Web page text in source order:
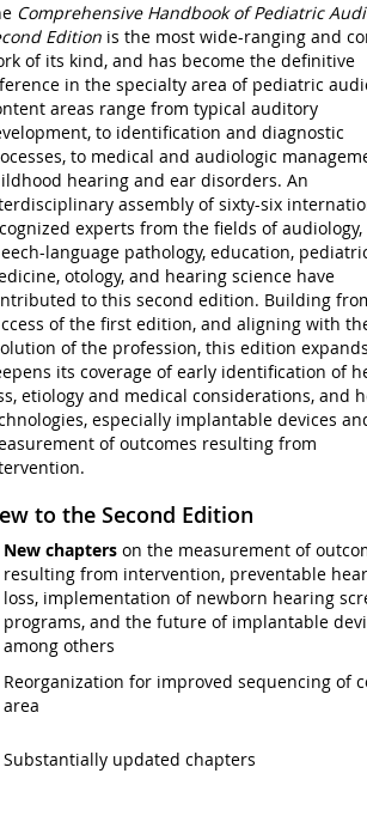
Comprehensive Handbook of Pediatric
Editionis the most wide-ranging and
of its kind, and has become the definitive
in the specialty area of pediatric
areas range from typical auditory
to identification and diagnostic
to medical and audiologic
hearing and ear disorders. An
assembly of sixty-six
experts from the fields of audiology,
language pathology, education,
otology, and hearing science have
to this second edition. Building
of the first edition, and aligning with
of the profession, this edition
its coverage of early identification of
etiology and medical considerations, and
especially implantable devices
of outcomes resulting from
to the Second Edition
New chapterson the measurement of
resulting from intervention, preventable
loss, implementation of newborn hearing
programs, and the future of implantable
among others
Reorganization for improved sequencing of
area
Substantially updated chapters